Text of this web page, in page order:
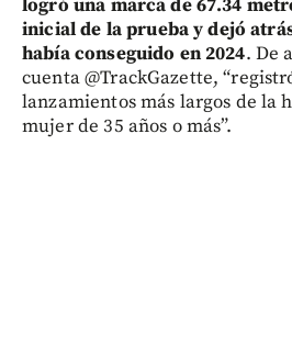
logró una marca de 67.34
inicial de la prueba y dejó
había conseguido en 2024. De
cuenta @TrackGazette,
lanzamientos más largos de la
mujer de 35 años o más”.